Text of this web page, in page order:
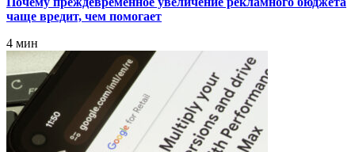
чаще вредит, чем помогает
4 мин